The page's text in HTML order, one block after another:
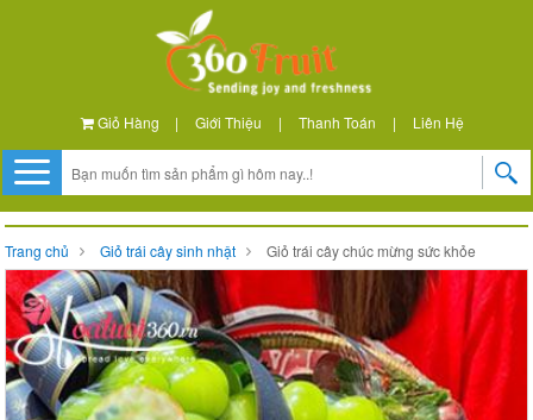
Giỏ Hàng | Giới Thiệu | Thanh Toán | Liên Hệ
Trang chủ Giỏ trái cây sinh nhật Giỏ trái cây chúc mừng sức khỏe